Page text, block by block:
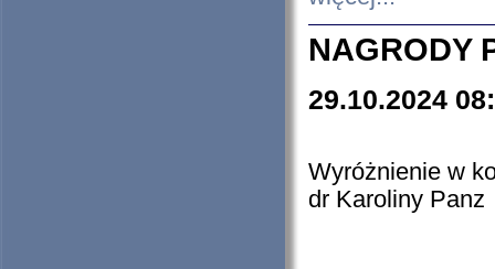
NAGRODY
29.10.2024
Wyróżnienie w
dr Karoliny Panz